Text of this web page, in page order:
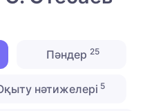
Пәндер 25
нәтижелері 5